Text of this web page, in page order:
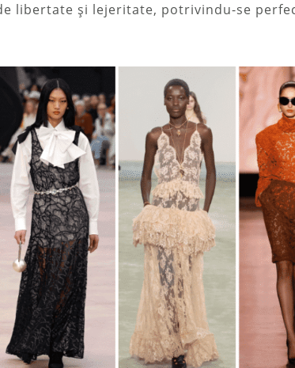
libertate și lejeritate, potrivindu-se